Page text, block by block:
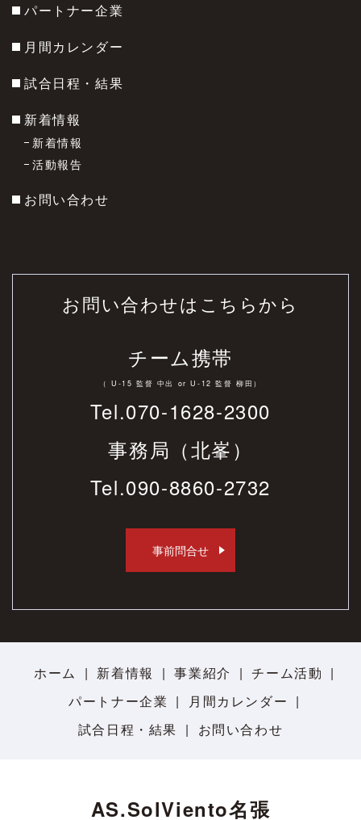
パートナー企業
月間カレンダー
試合日程・結果
新着情報
新着情報
活動報告
お問い合わせ
お問い合わせはこちらから
チーム携帯
（ U-15 監督 中出 or U-12 監督 柳田）
Tel.070-1628-2300
事務局（北峯）
Tel.090-8860-2732
事前問合せ
ホーム 新着情報 事業紹介
チーム活動
パートナー企業
月間カレンダー
試合日程・結果
お問い合わせ
AS.SolViento名張